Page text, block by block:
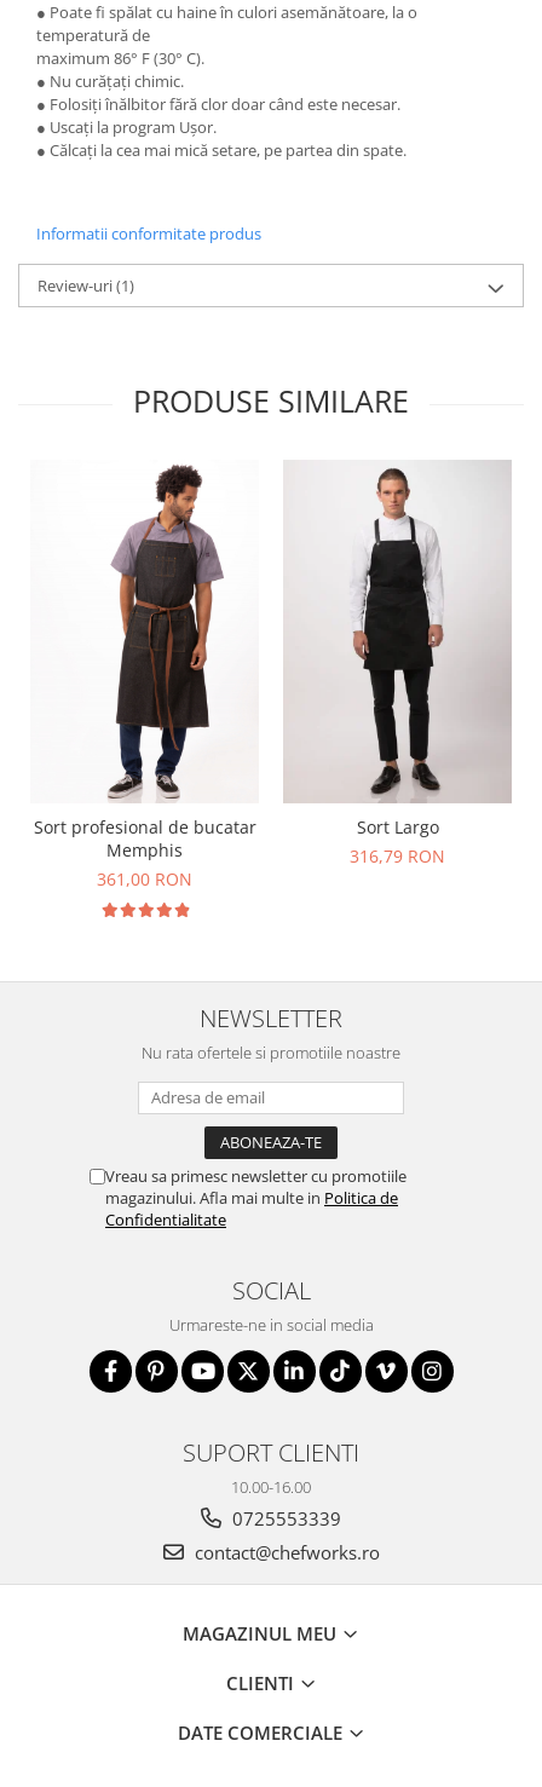
● Poate fi spălat cu haine în culori asemănătoare, la o
temperatură de
maximum 86° F (30° C).
● Nu curățați chimic.
● Folosiți înălbitor fără clor doar când este necesar.
● Uscați la program Ușor.
● Călcați la cea mai mică setare, pe partea din spate.
Informatii conformitate produs
Review-uri(1)
PRODUSE SIMILARE
Sort profesional de bucatar
Memphis
361,00 RON
Sort Largo
316,79 RON
NEWSLETTER
Nu rata ofertele si promotiile noastre
Vreau sa primesc newsletter cu promotiile
magazinului. Afla mai multe in Politica de
Confidentialitate
SOCIAL
Urmareste-ne in social media
SUPORT CLIENTI
10.00-16.00
0725553339
contact@chefworks.ro
MAGAZINUL MEU
CLIENTI
DATE COMERCIALE